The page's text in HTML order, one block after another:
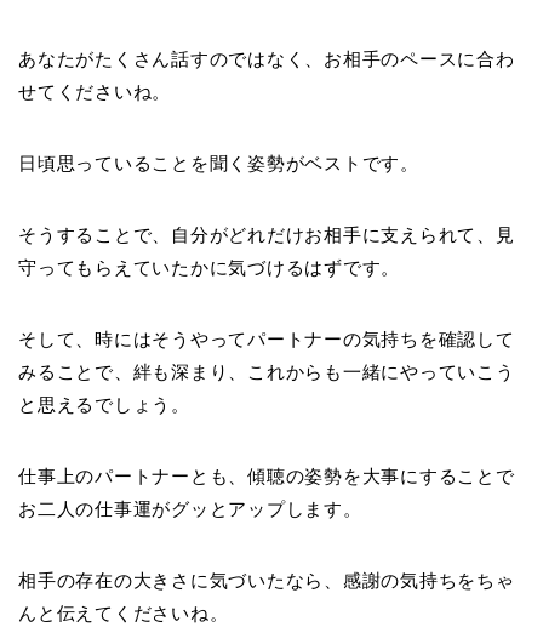
あなたがたくさん話すのではなく、お相手のペースに合わ
せてくださいね。
日頃思っていることを聞く姿勢がベストです。
そうすることで、自分がどれだけお相手に支えられて、見
守ってもらえていたかに気づけるはずです。
そして、時にはそうやってパートナーの気持ちを確認して
みることで、絆も深まり、これからも一緒にやっていこう
と思えるでしょう。
仕事上のパートナーとも、傾聴の姿勢を大事にすることで
お二人の仕事運がグッとアップします。
相手の存在の大きさに気づいたなら、感謝の気持ちをちゃ
んと伝えてくださいね。